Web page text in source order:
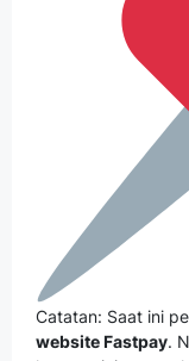
Catatan: Saat ini
website Fastpay.